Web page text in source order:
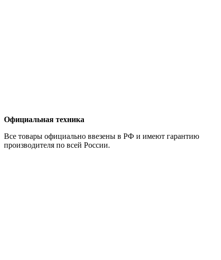
Официальная техника
Все товары официально ввезены в РФ и имеют гарантию
производителя по всей России.